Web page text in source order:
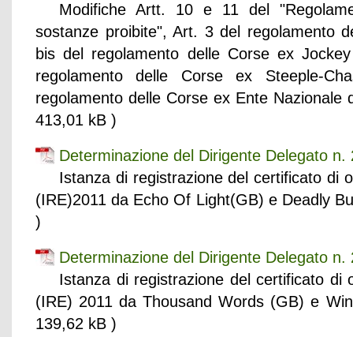
Modifiche Artt. 10 e 11 del
sostanze proibite", Art. 3 del regolamento
bis del regolamento delle Corse ex
regolamento delle Corse ex Steeple-
regolamento delle Corse ex Ente
413,01 kB )
Determinazione del Dirigente Delegato
Istanza di registrazione del certificato di
(IRE)2011 da Echo Of Light(GB) e Deadly
)
Determinazione del Dirigente Delegato
Istanza di registrazione del certificato di
(IRE) 2011 da Thousand Words (GB) e
139,62 kB )